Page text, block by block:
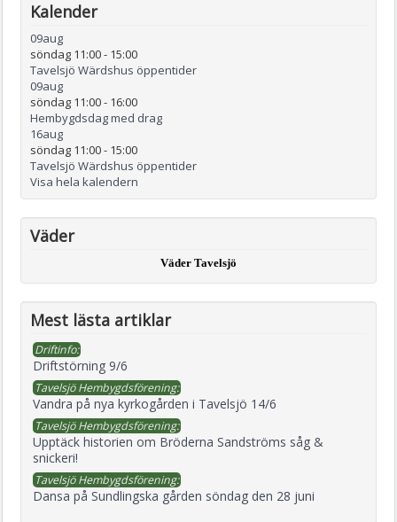
Kalender
09aug
söndag 11:00- 15:00
Tavelsjö Wärdshus öppentider
09aug
söndag 11:00- 16:00
Hembygdsdag med drag
16aug
söndag 11:00- 15:00
Tavelsjö Wärdshus öppentider
Visa hela kalendern
Väder
Väder Tavelsjö
Mest lästa artiklar
Driftinfo:
Driftstörning 9/6
Tavelsjö Hembygdsförening:
Vandra på nya kyrkogården i Tavelsjö 14/6
Tavelsjö Hembygdsförening:
Upptäck historien om Bröderna Sandströms såg &
snickeri!
Tavelsjö Hembygdsförening:
Dansa på Sundlingska gården söndag den 28 juni